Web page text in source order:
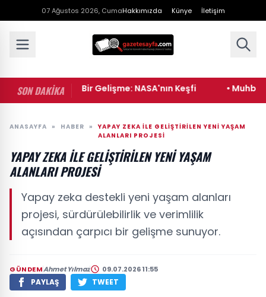
07 Ağustos 2026, CumaHakkımızda Künye İletişim
SON DAKİKA
• Uzayda Yeni Bir Gelişme: NASA'nın Keşfi • Muhbir
ANASAYFA » HABER »
YAPAY ZEKA ILE GELIŞTIRILEN YENI YAŞAM
ALANLARI PROJESI
YAPAY ZEKA ILE GELIŞTIRILEN YENI YAŞAM
ALANLARI PROJESI
Yapay zeka destekli yeni yaşam alanları
projesi, sürdürülebilirlik ve verimlilik
açısından çarpıcı bir gelişme sunuyor.
GÜNDEMAhmet Yılmaz 09.07.2026 11:55
PAYLAŞ TWEET